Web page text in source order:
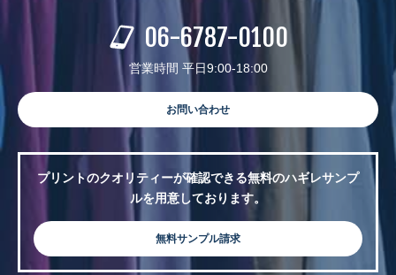
06-6787-0100
営業時間 平日9:00-18:00
お問い合わせ
プリントのクオリティーが確認できる無料のハギレサンプ
ルを用意しております。
無料サンプル請求